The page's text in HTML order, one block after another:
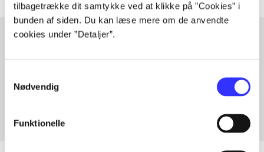
tilbagetrække dit samtykke ved at klikke på ”Cookies” i
bunden af siden. Du kan læse mere om de anvendte
cookies under ”Detaljer”.
Nødvendig
Funktionelle
Fra